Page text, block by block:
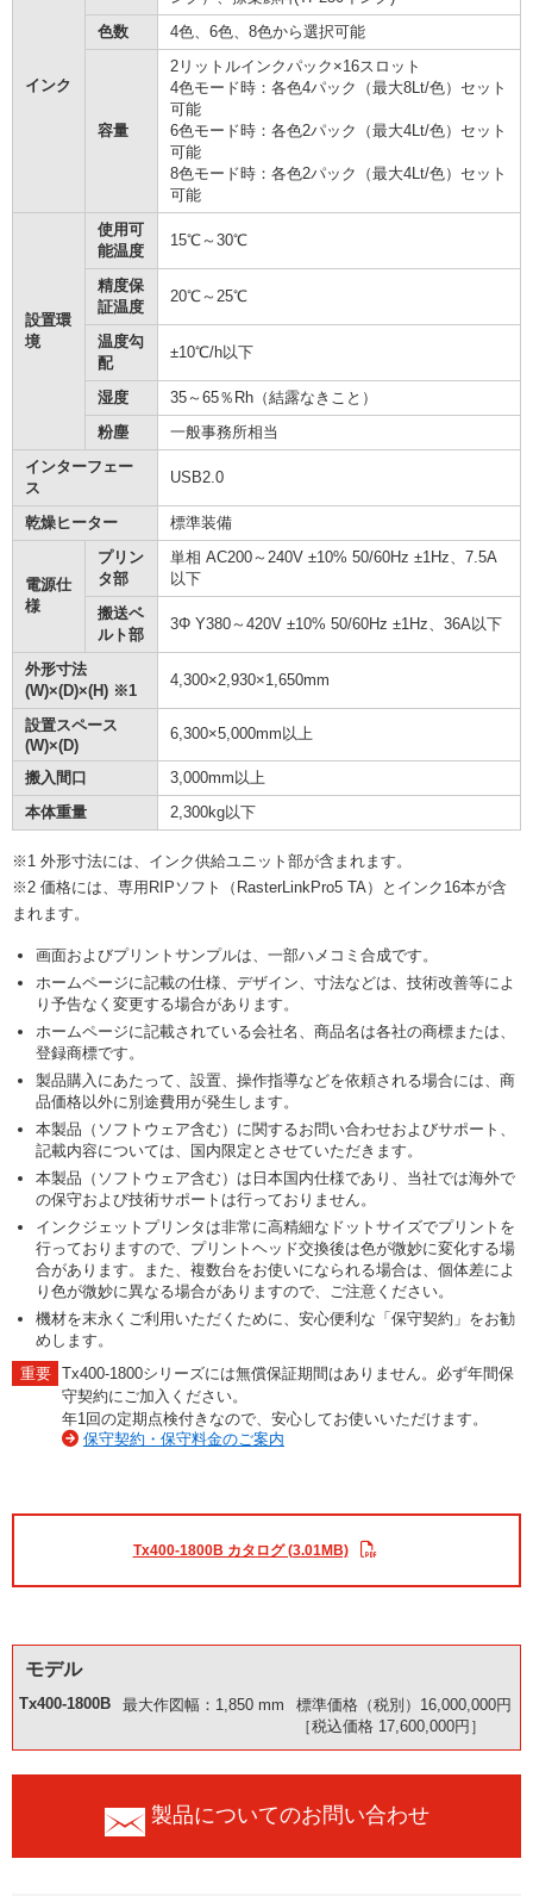
インク
色数
4色、6色、8色から選択可能
容量
2リットルインクパック×16スロット
4色モード時：各色4パック（最大8Lt/色）セット
可能
6色モード時：各色2パック（最大4Lt/色）セット
可能
8色モード時：各色2パック（最大4Lt/色）セット
可能
設置環
境
使用可
能温度
15℃～30℃
精度保
証温度
20℃～25℃
温度勾
配
±10℃/h以下
湿度
35～65％Rh（結露なきこと）
粉塵
一般事務所相当
インターフェー
ス
USB2.0
乾燥ヒーター 標準装備
電源仕
様
プリン
タ部
単相 AC200～240V ±10% 50/60Hz ±1Hz、7.5A
以下
搬送ベ
ルト部
3Φ Y380～420V ±10% 50/60Hz ±1Hz、36A以下
外形寸法
(W)×(D)×(H) ※1
4,300×2,930×1,650mm
設置スペース
(W)×(D)
6,300×5,000mm以上
搬入間口
3,000mm以上
本体重量
2,300kg以下
※1 外形寸法には、インク供給ユニット部が含まれます。
※2 価格には、専用RIPソフト（RasterLinkPro5 TA）とインク16本が含
まれます。
画面およびプリントサンプルは、一部ハメコミ合成です。
ホームページに記載の仕様、デザイン、寸法などは、技術改善等によ
り予告なく変更する場合があります。
ホームページに記載されている会社名、商品名は各社の商標または、
登録商標です。
製品購入にあたって、設置、操作指導などを依頼される場合には、商
品価格以外に別途費用が発生します。
本製品（ソフトウェア含む）に関するお問い合わせおよびサポート、
記載内容については、国内限定とさせていただきます。
本製品（ソフトウェア含む）は日本国内仕様であり、当社では海外で
の保守および技術サポートは行っておりません。
インクジェットプリンタは非常に高精細なドットサイズでプリントを
行っておりますので、プリントヘッド交換後は色が微妙に変化する場
合があります。また、複数台をお使いになられる場合は、個体差によ
り色が微妙に異なる場合がありますので、ご注意ください。
機材を末永くご利用いただくために、安心便利な「保守契約」をお勧
めします。
Tx400-1800シリーズには無償保証期間はありません。必ず年間保
守契約にご加入ください。
年1回の定期点検付きなので、安心してお使いいただけます。
保守契約・保守料金のご案内
Tx400-1800B カタログ (3.01MB)
モデル
Tx400-1800B 最大作図幅：1,850 mm
標準価格（税別）16,000,000円
［税込価格 17,600,000円］
製品についてのお問い合わせ